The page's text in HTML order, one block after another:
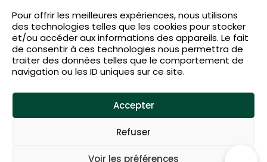
Pour offrir les meilleures expériences, nous utilisons
des technologies telles que les cookies pour stocker
et/ou accéder aux informations des appareils. Le fait
de consentir à ces technologies nous permettra de
traiter des données telles que le comportement de
navigation ou les ID uniques sur ce site.
Accepter
Refuser
Voir les préférences